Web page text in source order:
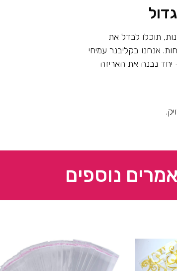
תוכלו לבדל את
אנחנו בקליבנר עמיחי
יחד נבנה את האריזה
.
נוספים